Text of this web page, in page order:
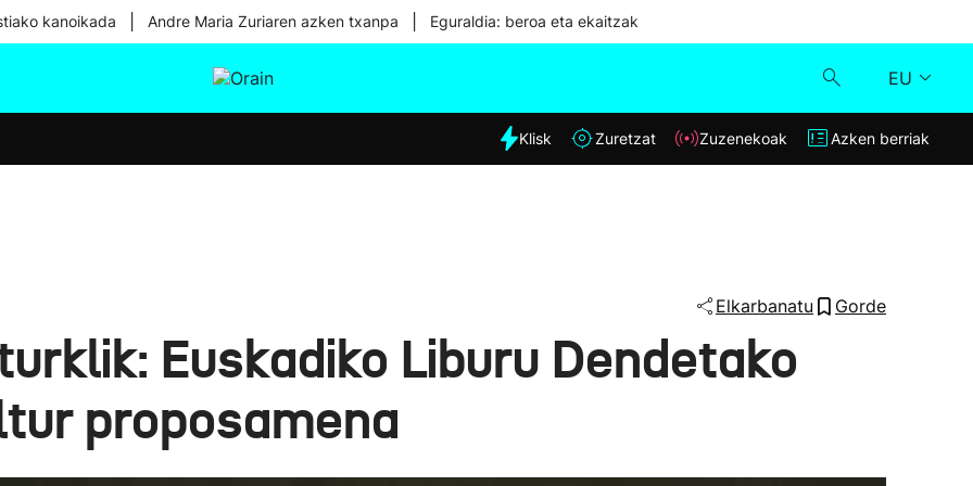
kanoikada Andre Maria Zuriaren azken txanpa Eguraldia: beroa eta ekaitzak
EU
Eguraldia
Klisk
Klisk Zuretzat Zuzenekoak Azken berriak
Elkarbanatu Gorde
Euskadiko Liburu Dendetako
proposamena